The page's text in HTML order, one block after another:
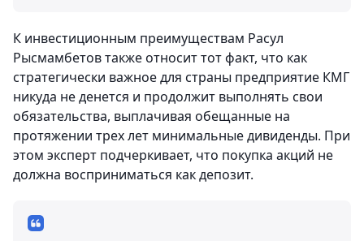
К инвестиционным преимуществам Расул
Рысмамбетов также относит тот факт, что как
стратегически важное для страны предприятие КМГ
никуда не денется и продолжит выполнять свои
обязательства, выплачивая обещанные на
протяжении трех лет минимальные дивиденды. При
этом эксперт подчеркивает, что покупка акций не
должна восприниматься как депозит.